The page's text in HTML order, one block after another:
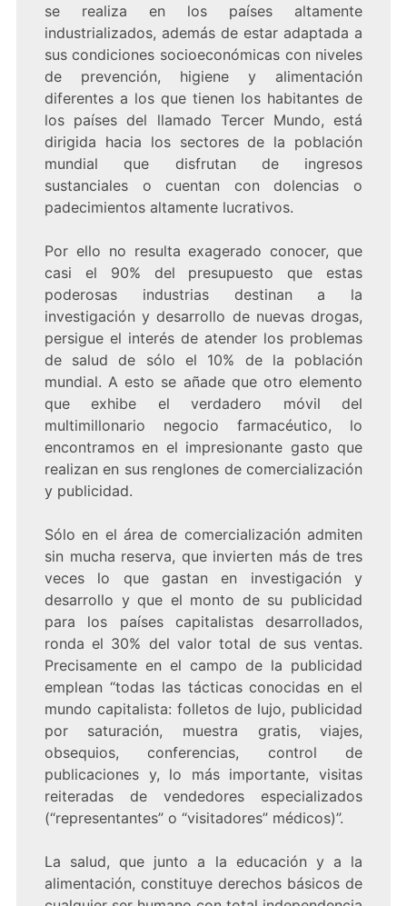
se realiza en los países altamente
industrializados, además de estar adaptada a
sus condiciones socioeconómicas con niveles
de prevención, higiene y alimentación
diferentes a los que tienen los habitantes de
los países del llamado Tercer Mundo, está
dirigida hacia los sectores de la población
mundial que disfrutan de ingresos
sustanciales o cuentan con dolencias o
padecimientos altamente lucrativos.
Por ello no resulta exagerado conocer, que
casi el 90% del presupuesto que estas
poderosas industrias destinan a la
investigación y desarrollo de nuevas drogas,
persigue el interés de atender los problemas
de salud de sólo el 10% de la población
mundial. A esto se añade que otro elemento
que exhibe el verdadero móvil del
multimillonario negocio farmacéutico, lo
encontramos en el impresionante gasto que
realizan en sus renglones de comercialización
y publicidad.
Sólo en el área de comercialización admiten
sin mucha reserva, que invierten más de tres
veces lo que gastan en investigación y
desarrollo y que el monto de su publicidad
para los países capitalistas desarrollados,
ronda el 30% del valor total de sus ventas.
Precisamente en el campo de la publicidad
emplean “todas las tácticas conocidas en el
mundo capitalista: folletos de lujo, publicidad
por saturación, muestra gratis, viajes,
obsequios, conferencias, control de
publicaciones y, lo más importante, visitas
reiteradas de vendedores especializados
(“representantes” o “visitadores” médicos)”.
La salud, que junto a la educación y a la
alimentación, constituye derechos básicos de